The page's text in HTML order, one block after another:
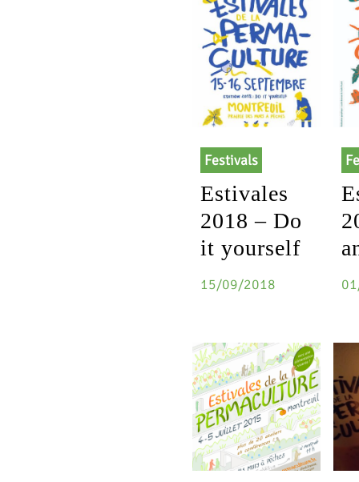
Festivals
Estivales
2018 – Do
it yourself
15/09/2018